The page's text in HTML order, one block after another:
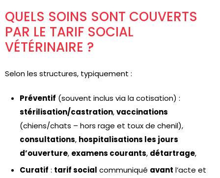
QUELS SOINS SONT COUVERTS
PAR LE TARIF SOCIAL
VÉTÉRINAIRE ?
Selon les structures, typiquement :
Préventif (souvent inclus via la cotisation) :
stérilisation/castration,vaccinations
(chiens/chats – hors rage et toux de chenil),
consultations, hospitalisations les jours
d’ouverture, examens courants, détartrage,
Curatif : tarif social communiqué avant l’acte et